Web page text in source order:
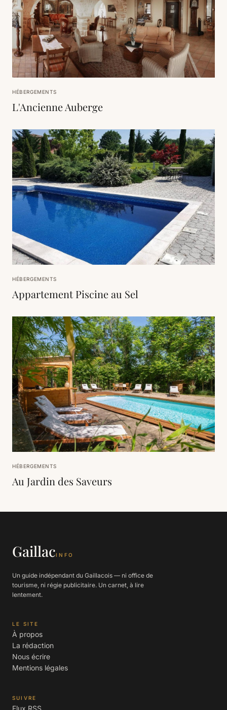
HÉBERGEMENTS
L'Ancienne Auberge
HÉBERGEMENTS
Appartement Piscine au Sel
HÉBERGEMENTS
Au Jardin des Saveurs
GaillacINFO
Un guide indépendant du Gaillacois — ni office de
tourisme, ni régie publicitaire. Un carnet, à lire
lentement.
LE SITE
À propos
La rédaction
Nous écrire
Mentions légales
SUIVRE
Flux RSS